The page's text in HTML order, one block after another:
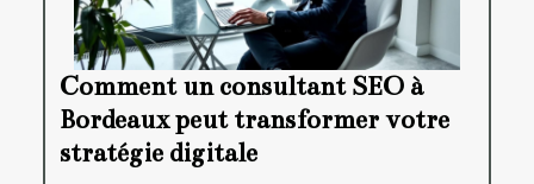
Comment un consultant SEO à
Bordeaux peut transformer votre
stratégie digitale